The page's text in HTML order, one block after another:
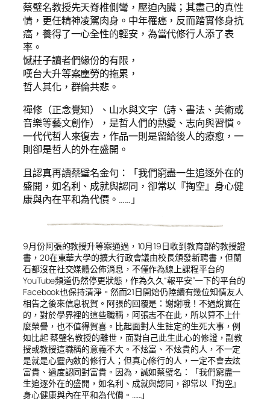
蔡璧名教授先天脊椎側彎，壓迫內臟；其盡己的真性
情，更任精神凌駕肉身。中年罹癌，反而踏實修身抗
癌，養得了一心全性的輕安，為當代修行人添了表
率。
憾莊子讀者們緣份的有限，
嘆台大升等案塵勞的拖累，
哲人其化，群倫共悲。
禪修（正念覺知）、山水與文字（詩、書法、美術或
音樂等藝文創作），是哲人們的熱愛、志向與習慣。
一代代哲人來復去，作品一則是留給後人的療愈，一
則卻是哲人的外在盛開。
且認真再讀蔡璧名金句：「我們窮盡一生追逐外在的
盛開，如名利、成就與認同，卻常以『掏空』身心健
康與內在平和為代價。……」
9月份阿張的教授升等案通過，10月19日收到教育部的教授證
書，20在東華大學的擴大行政會議由校長頒發新聘書，但蘭
石都沒在社交媒體公佈消息，不僅作為線上課程平台的
YouTube頻道仍然停更狀態，作為久久“報平安”一下的平台的
Facebook也保持清淨。然而21日開始仍陸續有幾位知情友人
相告之後來信息祝賀。阿張的回覆是：謝謝哦！不過說實在
的，對於學界裡的這些職稱，阿張志不在此，所以算不上什
麼榮譽，也不值得賀喜。比起面對人生註定的生死大事，例
如比起 蔡璧名教授的離世，面對自己此生此心的修證，副教
授或教授這職稱的意義不大。不炫富、不炫貴的人，不一定
是就是心靈內斂的修行人；但真心修行的人，一定不會去炫
富貴、過度認同對富貴。因為，誠如蔡璧名：「我們窮盡一
生追逐外在的盛開，如名利、成就與認同，卻常以『掏空』
身心健康與內在平和為代價。……」